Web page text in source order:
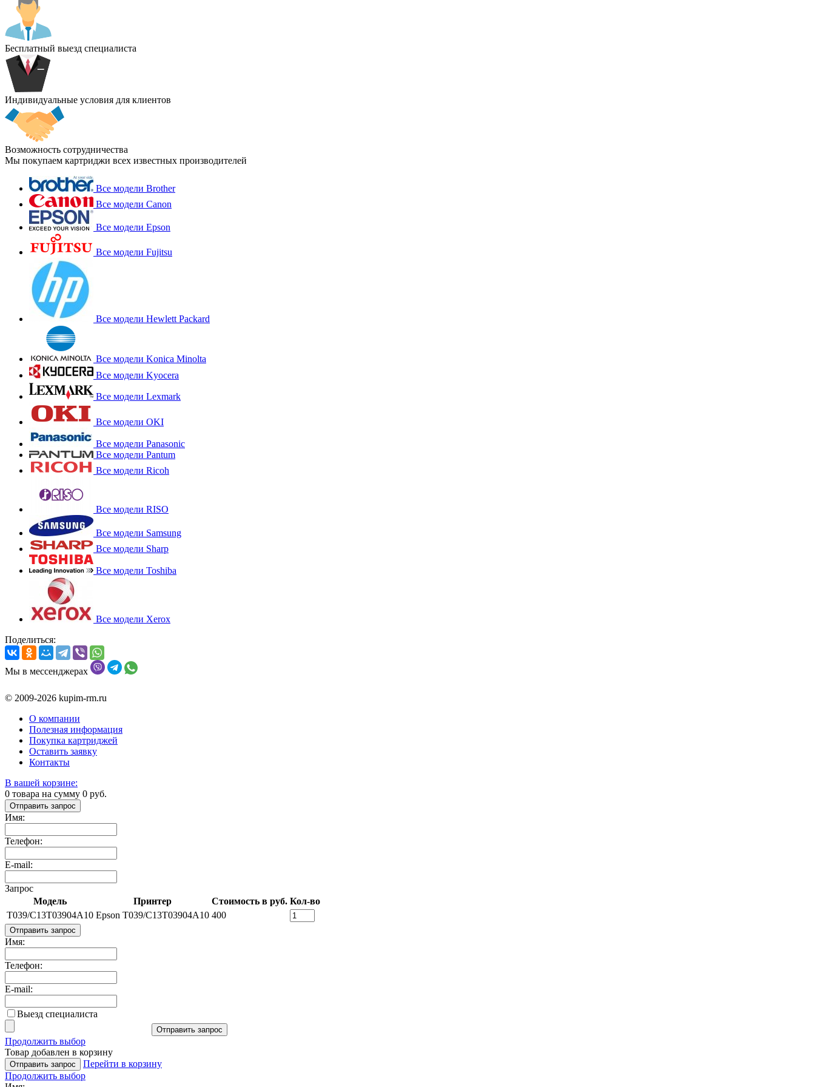
Бесплатный выезд специалиста
Индивидуальные условия для клиентов
Возможность сотрудничества
Мы покупаем картриджи всех известных производителей
Все модели Brother
Все модели Canon
Все модели Epson
Все модели Fujitsu
Все модели Hewlett Packard
Все модели Konica Minolta
Все модели Kyocera
Все модели Lexmark
Все модели OKI
Все модели Panasonic
Все модели Pantum
Все модели Ricoh
Все модели RISO
Все модели Samsung
Все модели Sharp
Все модели Toshiba
Все модели Xerox
Поделиться:
Мы в мессенджерах
© 2009-2026 kupim-rm.ru
О компании
Полезная информация
Покупка картриджей
Оставить заявку
Контакты
В вашей корзине:
0 товара на сумму 0 руб.
Отправить запрос
Имя:
Телефон:
E-mail:
Запрос
Модель
Принтер Стоимость в руб. Кол-во
T039/C13T03904A10 Epson T039/C13T03904A10 400
Отправить запрос
Имя:
Телефон:
E-mail:
Выезд специалиста
Отправить запрос
Продолжить выбор
Товар добавлен в корзину
Отправить запрос
Перейти в корзину
Продолжить выбор